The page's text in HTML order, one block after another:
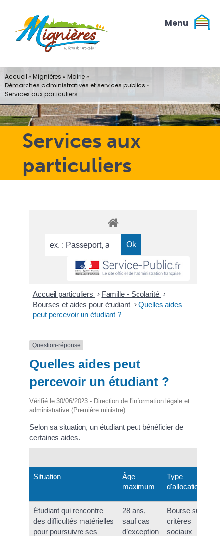
contenu
Services aux
particuliers
Accueil » Mignières » Mairie»
Démarches administratives et services publics »
Services aux particuliers
Accueil particuliers > Famille - Scolarité >
Bourses et aides pour étudiant > Quelles aides
peut percevoir un étudiant ?
Question-réponse
Quelles aides peut
percevoir un étudiant ?
Vérifié le 30/06/2023 - Direction de l'information légale et
administrative (Première ministre)
Selon sa situation, un étudiant peut bénéficier de
certaines aides.
Situation
Âge
maximum
Type
d'allocation
Étudiant qui rencontre
des difficultés matérielles
pour poursuivre ses
28 ans,
sauf cas
d’exception
Bourse sur
critères
sociaux